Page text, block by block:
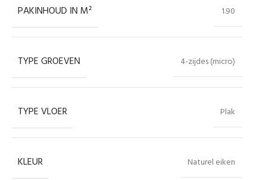
PAKINHOUD IN M² 1.90
TYPE GROEVEN 4-zijdes (micro)
TYPE VLOER Plak
KLEUR Naturel eiken